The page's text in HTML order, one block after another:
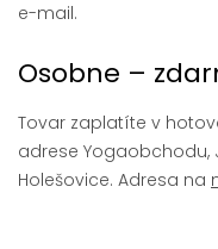
e-mail.
Osobne –
Tovar zaplatíte v
adrese Yogaobchodu,
Holešovice. Adresa na